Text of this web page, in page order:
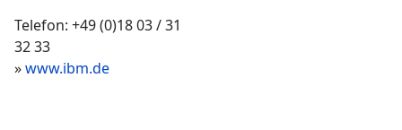
Telefon: +49 (0)18 03 / 31
32 33
»www.ibm.de